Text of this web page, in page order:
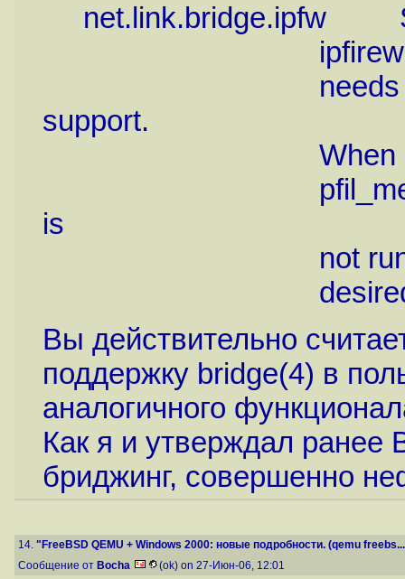
net.link.bridge.ipfw Set
ipfirewall(4), set
needs to be
support.
When ipfw is
pfil_member will
is
not run twice;
Вы действительно
поддержку bridge(4) в
аналогичного
Как я и утверждал ранее
бриджинг, совершенно
14. "FreeBSD QEMU + Windows 2000: новые подробности. (qemu
Сообщение от Bocha (ok) on 27-Июн-06, 12:01